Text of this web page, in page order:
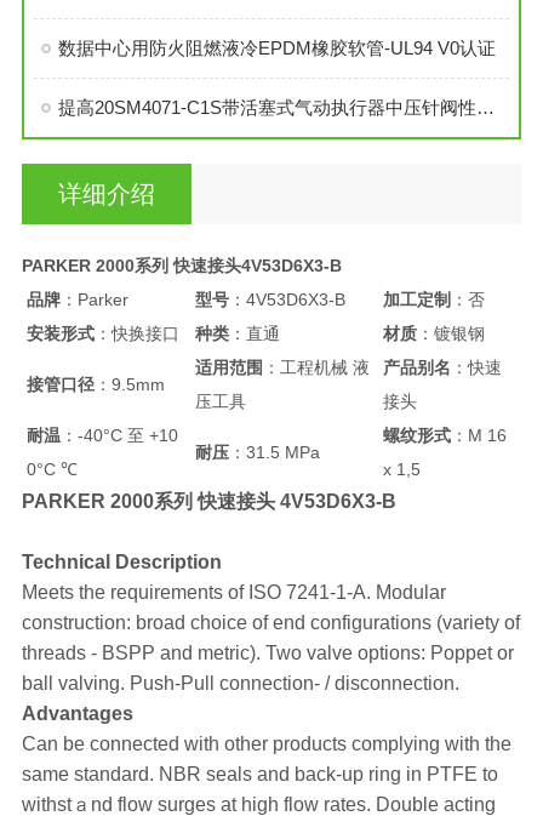
数据中心用防火阻燃液冷EPDM橡胶软管-UL94 V0认证
提高20SM4071-C1S带活塞式气动执行器中压针阀性能的技巧
详细介绍
PARKER 2000系列 快速接头4V53D6X3-B
品牌：Parker 型号：4V53D6X3-B 加工定制：否
安装形式：快换接口 种类：直通 材质：镀银钢
接管口径：9.5mm
适用范围 ：工程机械 液
压工具
产品别名 ：快速
接头
耐温 ：-40°C 至 +10
0°C ℃
耐压：31.5 MPa
螺纹形式：M 16
x 1,5
PARKER 2000系列 快速接头 4V53D6X3-B
Technical Description
Meets the requirements of ISO 7241-1-A. Modular
construction: broad choice of end configurations (variety of
threads - BSPP and metric). Two valve options: Poppet or
ball valving. Push-Pull connection- / disconnection.
Advantages
Can be connected with other products complying with the
same standard. NBR seals and back-up ring in PTFE to
withstａnd flow surges at high flow rates. Double acting